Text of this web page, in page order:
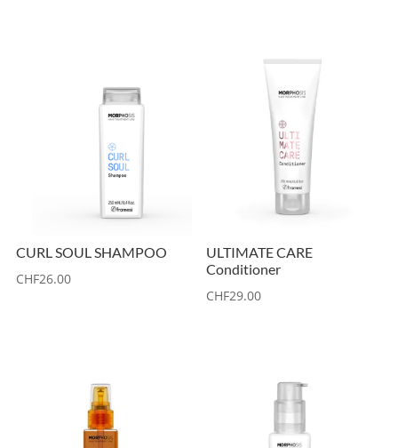
CURL SOUL SHAMPOO
CHF26.00
ULTIMATE CARE
Conditioner
CHF29.00